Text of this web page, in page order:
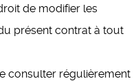
de modifier les
présent contrat à tout
consulter régulièrement